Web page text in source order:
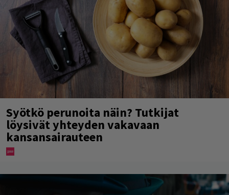
Syötkö perunoita näin? Tutkijat
löysivät yhteyden vakavaan
kansansairauteen